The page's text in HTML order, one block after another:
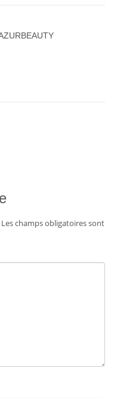
Les champs obligatoires sont